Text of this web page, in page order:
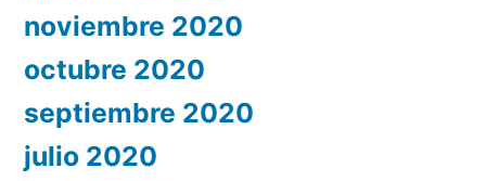
noviembre 2020
octubre 2020
septiembre 2020
julio 2020